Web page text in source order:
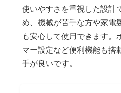
使いやすさを重視した設計
め、機械が苦手な方や家電
も安心して使用できます。
マー設定など便利機能も搭
手が良いです。